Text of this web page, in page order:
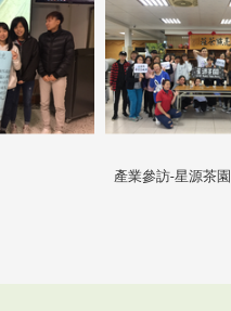
產業參訪-星源茶園